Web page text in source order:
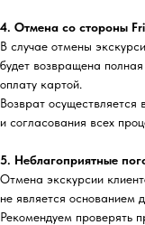
4. Отмена со стороны
В случае отмены
будет возвращена
оплату картой.
Возврат осуществляется
и согласования всех
5. Неблагоприятные
Отмена экскурсии
не является основанием
Рекомендуем проверять